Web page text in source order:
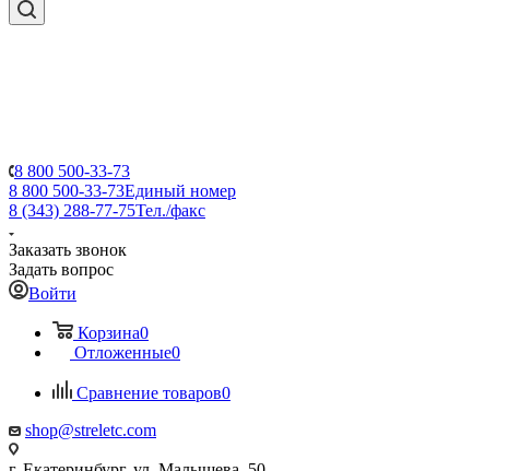
8 800 500-33-73
8 800 500-33-73Единый номер
8 (343) 288-77-75Тел./факс
Заказать звонок
Задать вопрос
Войти
Корзина0
Отложенные0
Сравнение товаров0
shop@streletc.com